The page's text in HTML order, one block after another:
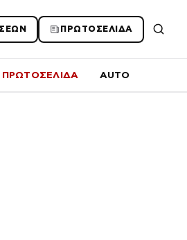
ΠΡΩΤΟΣΕΛΙΔΑ
ΠΡΩΤΟΣΕΛΙΔΑ AUTO